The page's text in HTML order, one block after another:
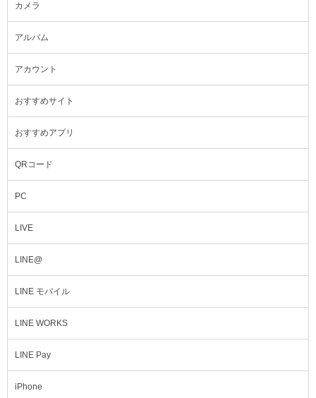
カメラ
アルバム
アカウント
おすすめサイト
おすすめアプリ
QRコード
PC
LIVE
LINE@
LINE モバイル
LINE WORKS
LINE Pay
iPhone